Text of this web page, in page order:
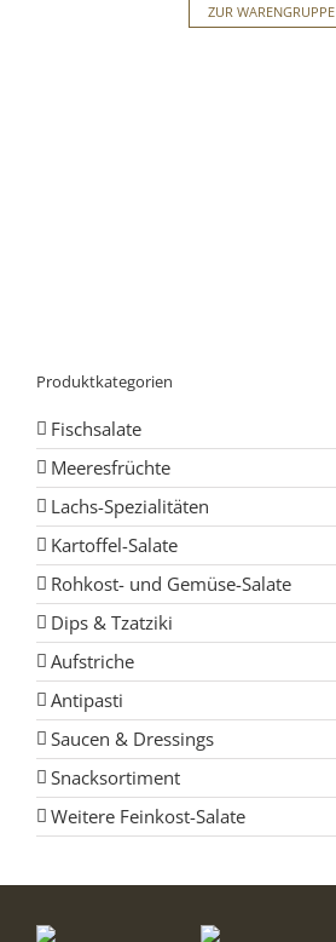
ZUR WARENGRUPPE
Produktkategorien
Fischsalate
Meeresfrüchte
Lachs-Spezialitäten
Kartoffel-Salate
Rohkost- und Gemüse-Salate
Dips & Tzatziki
Aufstriche
Antipasti
Saucen & Dressings
Snacksortiment
Weitere Feinkost-Salate